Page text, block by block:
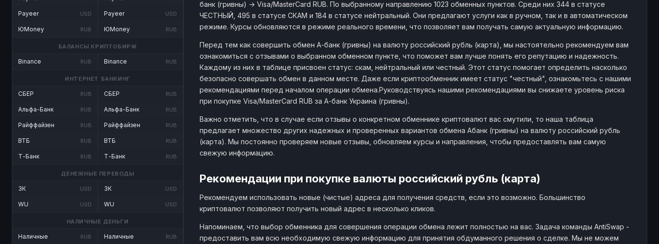
Payeer USD
ЮMoney RUB
Payeer USD
ЮMoney RUB
БАЛАНСЫ КРИПТОБИРЖ
Binance RUB Binance RUB
ИНТЕРНЕТ БАНКИНГ
СБЕР RUB
Альфа-Банк RUB
Райффайзен RUB
ВТБ RUB
Т-Банк RUB
СБЕР RUB
Альфа-Банк RUB
Райффайзен RUB
ВТБ RUB
Т-Банк RUB
ДЕНЕЖНЫЕ ПЕРЕВОДЫ
ЗК USD
WU USD
ЗК USD
WU USD
НАЛИЧНЫЕ ДЕНЬГИ
Наличные RUB Наличные RUB
банк (гривны) → Visa/MasterCard RUB. По выбранному направлению 1023 обменных пунктов. Среди них 344 в статусе
ЧЕСТНЫЙ, 495 в статусе СКАМ и 184 в статусе нейтральный. Они предлагают услуги как в ручном, так и в автоматическом
режиме. Курсы обновляются в режиме реального времени, что позволяет вам получать самую актуальную информацию.
Перед тем как совершить обмен А-банк (гривны) на валюту российский рубль (карта), мы настоятельно рекомендуем вам
ознакомиться с отзывами о выбранном обменном пункте, что поможет вам лучше понять его репутацию и надежность.
Каждому из них в таблице присвоен статус: скам, нейтральный или честный. Этот статус помогает определить насколько
безопасно совершать обмен в данном месте. Даже если криптообменник имеет статус "честный", ознакомьтесь с нашими
рекомендациями перед началом операции обмена.Руководствуясь нашими рекомендациями вы снижаете уровень риска
при покупке Visa/MasterCard RUB за А-банк Украина (гривны).
Важно отметить, что в случае если отзывы о конкретном обменнике криптовалют вас смутили, то наша таблица
предлагает множество других надежных и проверенных вариантов обмена Абанк (гривны) на валюту российский рубль
(карта). Мы постоянно проверяем новые отзывы, обновляем курсы и направления, чтобы предоставлять вам самую
свежую информацию.
Рекомендации при покупке валюты российский рубль (карта)
Рекомендуем использовать новые (чистые) адреса для получения средств, если это возможно. Большинство
криптовалют позволяют получить новый адрес в несколько кликов.
Напоминаем, что выбор обменника для совершения операции обмена лежит полностью на вас. Задача команды AntiSwap -
предоставить вам всю необходимую свежую информацию для принятия обдуманного решения о сделке. Мы не можем